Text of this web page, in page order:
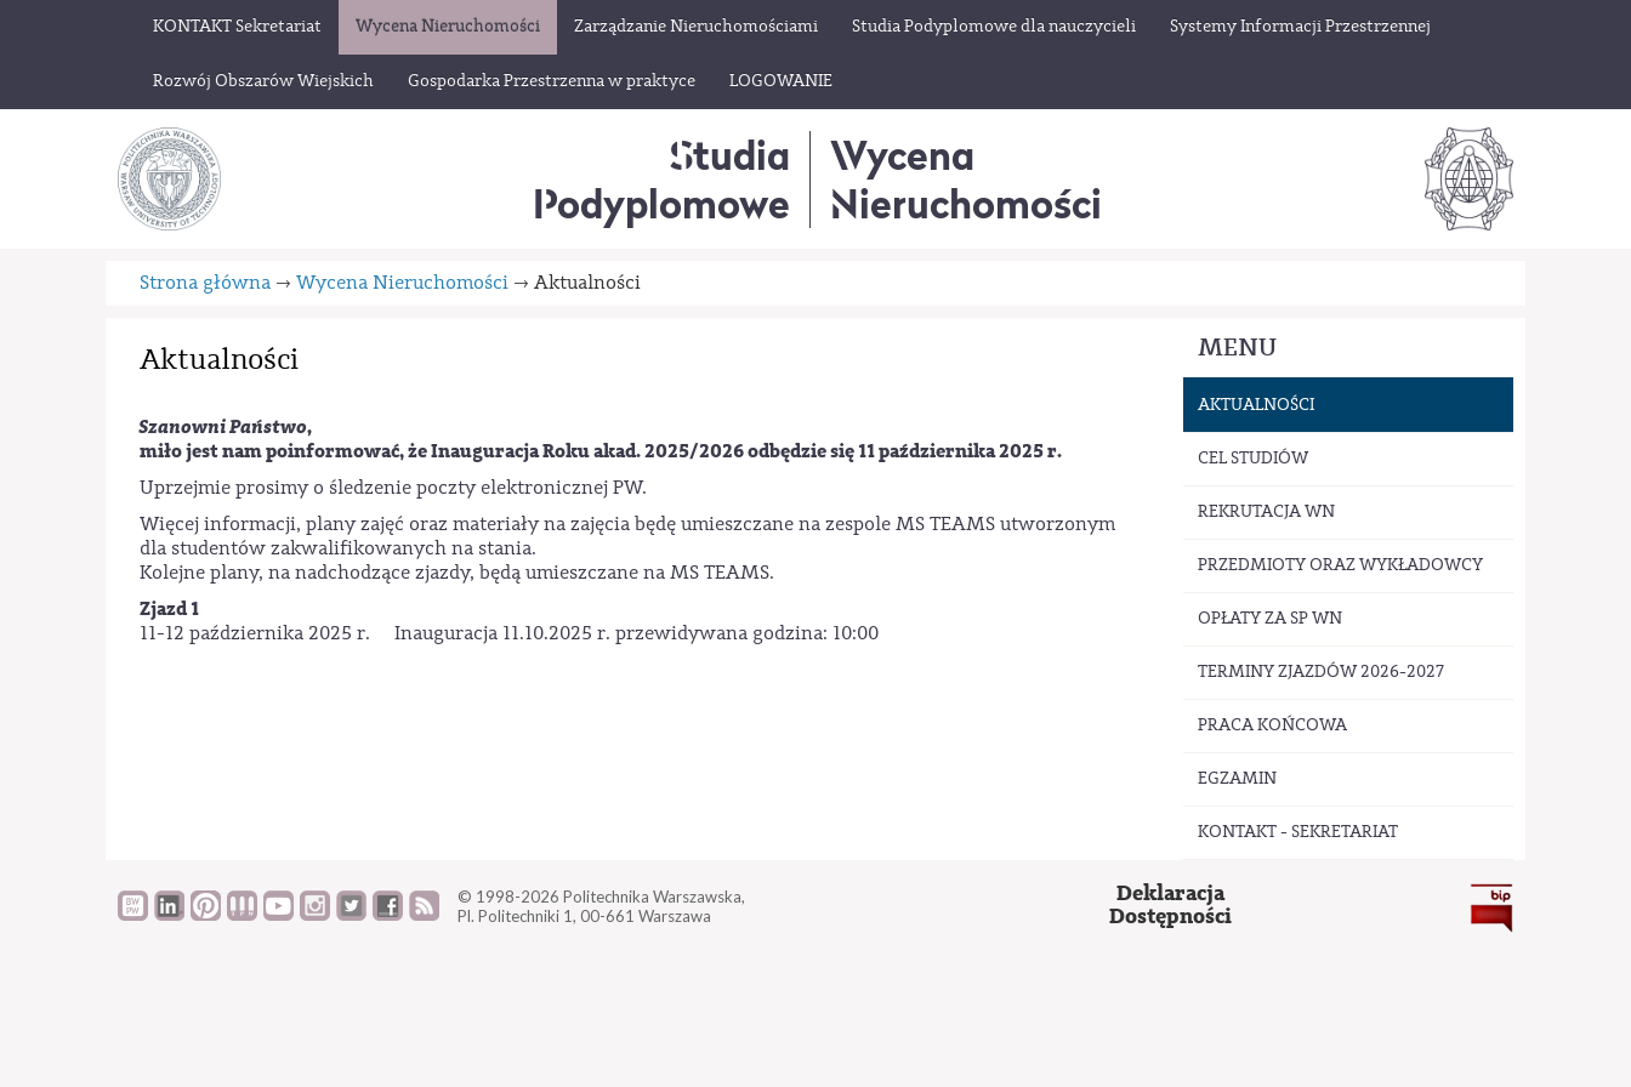
KONTAKT Sekretariat Wycena Nieruchomości Zarządzanie Nieruchomościami Studia Podyplomowe dla nauczycieli Systemy Informacji Przestrzennej
Rozwój Obszarów Wiejskich Gospodarka Przestrzenna w praktyce LOGOWANIE
Studia
Podyplomowe
Wycena
Nieruchomości
Strona główna → Wycena Nieruchomości → Aktualności
MENU
AKTUALNOŚCI
CEL STUDIÓW
REKRUTACJA WN
PRZEDMIOTY ORAZ WYKŁADOWCY
OPŁATY ZA SP WN
TERMINY ZJAZDÓW 2026-2027
PRACA KOŃCOWA
EGZAMIN
KONTAKT - SEKRETARIAT
Aktualności
Szanowni Państwo,
miło jest nam poinformować, że Inauguracja Roku akad. 2025/2026 odbędzie się 11 października 2025 r.
Uprzejmie prosimy o śledzenie poczty elektronicznej PW.
Więcej informacji, plany zajęć oraz materiały na zajęcia będę umieszczane na zespole MS TEAMS utworzonym
dla studentów zakwalifikowanych na stania.
Kolejne plany, na nadchodzące zjazdy, będą umieszczane na MS TEAMS.
Zjazd 1
11-12 października 2025 r. Inauguracja 11.10.2025 r. przewidywana godzina: 10:00
© 1998-2026 Politechnika Warszawska,
Pl. Politechniki 1, 00-661 Warszawa
Deklaracja
Dostępności